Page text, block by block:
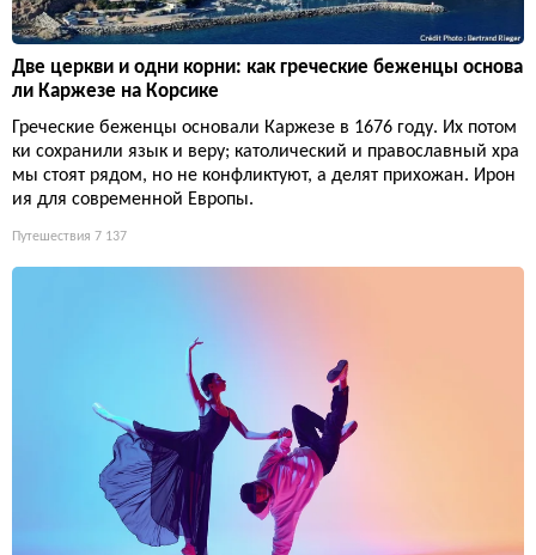
Две церкви и одни корни: как греческие беженцы основа
ли Каржезе на Корсике
Греческие беженцы основали Каржезе в 1676 году. Их потом
ки сохранили язык и веру; католический и православный хра
мы стоят рядом, но не конфликтуют, а делят прихожан. Ирон
ия для современной Европы.
Путешествия 7 137